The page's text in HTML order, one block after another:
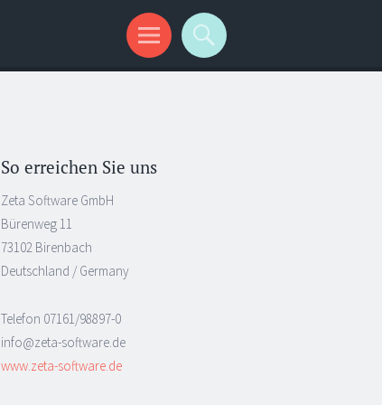
So erreichen Sie uns
Zeta Software GmbH
Bürenweg 11
73102 Birenbach
Deutschland / Germany
Telefon 07161/98897-0
info@zeta-software.de
www.zeta-software.de